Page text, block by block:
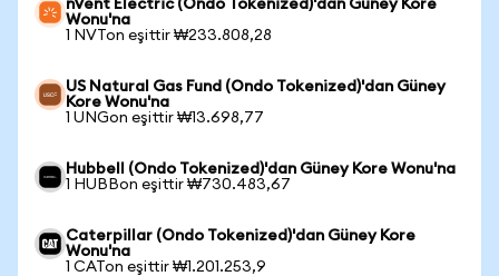
nVent Electric (Ondo Tokenized)'dan Güney Kore
Wonu'na
1 NVTon eşittir ₩233.808,28
US Natural Gas Fund (Ondo Tokenized)'dan Güney
Kore Wonu'na
1 UNGon eşittir ₩13.698,77
Hubbell (Ondo Tokenized)'dan Güney Kore Wonu'na
1 HUBBon eşittir ₩730.483,67
Caterpillar (Ondo Tokenized)'dan Güney Kore
Wonu'na
1 CATon eşittir ₩1.201.253,9